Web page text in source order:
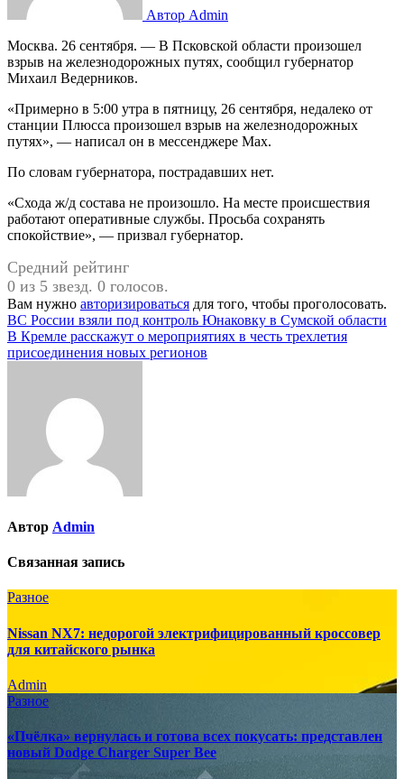
Автор Admin
Москва. 26 сентября. — В Псковской области произошел
взрыв на железнодорожных путях, сообщил губернатор
Михаил Ведерников.
«Примерно в 5:00 утра в пятницу, 26 сентября, недалеко от
станции Плюсса произошел взрыв на железнодорожных
путях», — написал он в мессенджере Max.
По словам губернатора, пострадавших нет.
«Схода ж/д состава не произошло. На месте происшествия
работают оперативные службы. Просьба сохранять
спокойствие», — призвал губернатор.
Средний рейтинг
0 из 5 звезд. 0 голосов.
Вам нужно авторизироваться для того, чтобы проголосовать.
Навигация
по
ВС России взяли под контроль Юнаковку в Сумской области
В Кремле расскажут о мероприятиях в честь трехлетия
присоединения новых регионов
Автор Admin
Связанная запись
Разное
Nissan NX7: недорогой электрифицированный кроссовер
для китайского рынка
Admin
Разное
«Пчёлка» вернулась и готова всех покусать: представлен
новый Dodge Charger Super Bee